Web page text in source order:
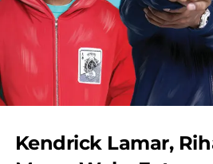
Kendrick Lamar,